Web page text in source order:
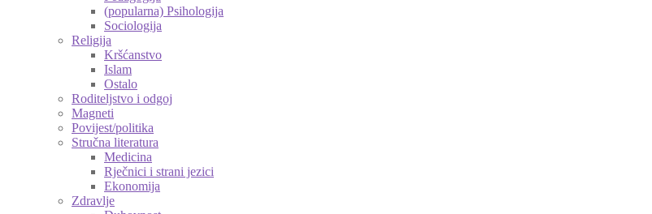
(popularna) Psihologija
Sociologija
Religija
Kršćanstvo
Islam
Ostalo
Roditeljstvo i odgoj
Magneti
Povijest/politika
Stručna literatura
Medicina
Rječnici i strani jezici
Ekonomija
Zdravlje